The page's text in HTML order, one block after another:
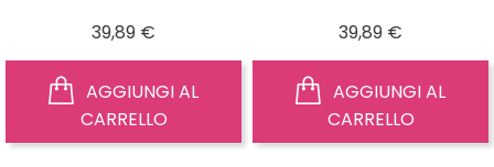
39,89 €
CARRELLO
39,89 €
CARRELLO